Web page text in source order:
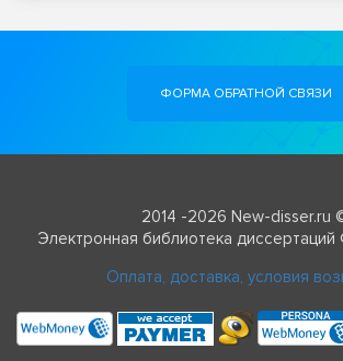
ФОРМА ОБРАТНОЙ СВЯЗИ
2014 -2026 New-disser.ru
Электронная библиотека
Оплата, доставка, условия